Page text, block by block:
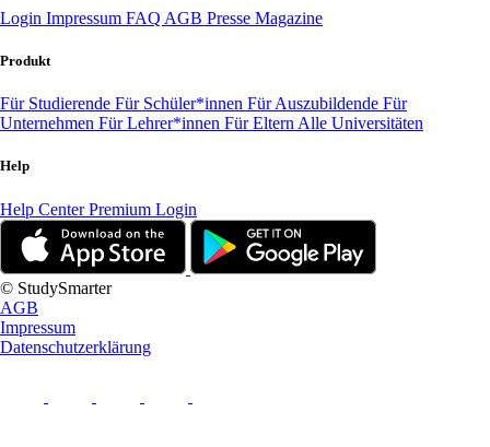
Login Impressum FAQ AGB Presse Magazine
Produkt
Für Studierende Für Schüler*innen Für Auszubildende Für
Unternehmen Für Lehrer*innen Für Eltern Alle Universitäten
Help
Help CenterPremium Login
© StudySmarter
AGB
Impressum
Datenschutzerklärung